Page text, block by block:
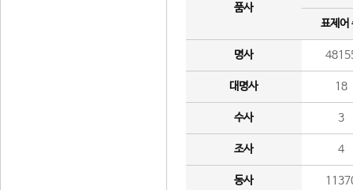
품사
표제어
명사
대명사 18
수사 3
조사 4
동사